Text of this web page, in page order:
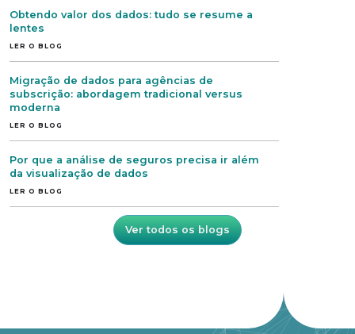
Obtendo valor dos dados: tudo se resume a
lentes
LER O BLOG
Migração de dados para agências de
subscrição: abordagem tradicional versus
moderna
LER O BLOG
Por que a análise de seguros precisa ir além
da visualização de dados
LER O BLOG
Ver todos os blogs